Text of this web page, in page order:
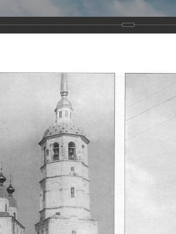
Наследники